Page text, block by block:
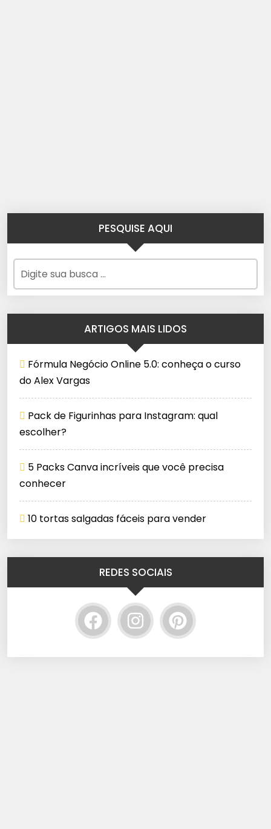
PESQUISE AQUI
ARTIGOS MAIS LIDOS
Fórmula Negócio Online 5.0: conheça o curso
do Alex Vargas
Pack de Figurinhas para Instagram: qual
escolher?
5 Packs Canva incríveis que você precisa
conhecer
10 tortas salgadas fáceis para vender
REDES SOCIAIS